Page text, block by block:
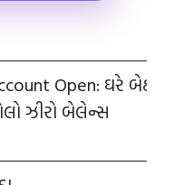
Open: ઘરે બેઠા
ઝીરો બેલેન્સ